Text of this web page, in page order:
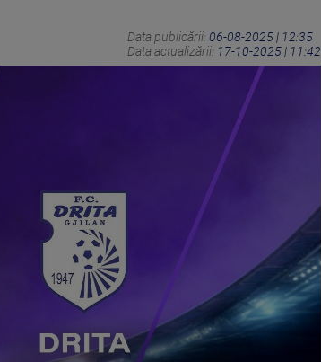
Data publicării: 06-08-2025 | 12:35
Data actualizării: 17-10-2025 | 11:42